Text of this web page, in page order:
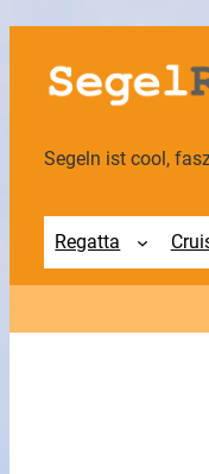
Segeln ist cool,
Regatta